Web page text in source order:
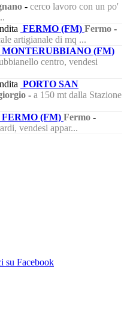
- cerco lavoro con un po'
FERMO (FM) Fermo -
artigianale di mq ...
MONTERUBBIANO (FM)
centro, vendesi
PORTO SAN
- a 150 mt dalla Stazione
FERMO (FM) Fermo -
vendesi appar...
su Facebook